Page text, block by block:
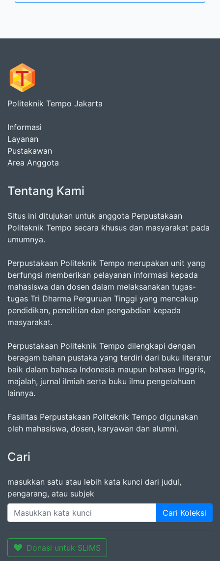
Politeknik Tempo Jakarta
Informasi
Layanan
Pustakawan
Area Anggota
Tentang Kami
Situs ini ditujukan untuk anggota Perpustakaan
Politeknik Tempo secara khusus dan masyarakat pada
umumnya.
Perpustakaan Politeknik Tempo merupakan unit yang
berfungsi memberikan pelayanan informasi kepada
mahasiswa dan dosen dalam melaksanakan tugas-
tugas Tri Dharma Perguruan Tinggi yang mencakup
pendidikan, penelitian dan pengabdian kepada
masyarakat.
Perpustakaan Politeknik Tempo dilengkapi dengan
beragam bahan pustaka yang terdiri dari buku literatur
baik dalam bahasa Indonesia maupun bahasa Inggris,
majalah, jurnal ilmiah serta buku ilmu pengetahuan
lainnya.
Fasilitas Perpustakaan Politeknik Tempo digunakan
oleh mahasiswa, dosen, karyawan dan alumni.
Cari
masukkan satu atau lebih kata kunci dari judul,
pengarang, atau subjek
Cari Koleksi
Donasi untuk SLiMS